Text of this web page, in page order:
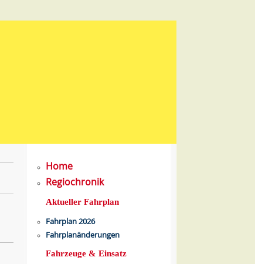
Home
Regiochronik
Aktueller Fahrplan
Fahrplan 2026
Fahrplanänderungen
Fahrzeuge & Einsatz